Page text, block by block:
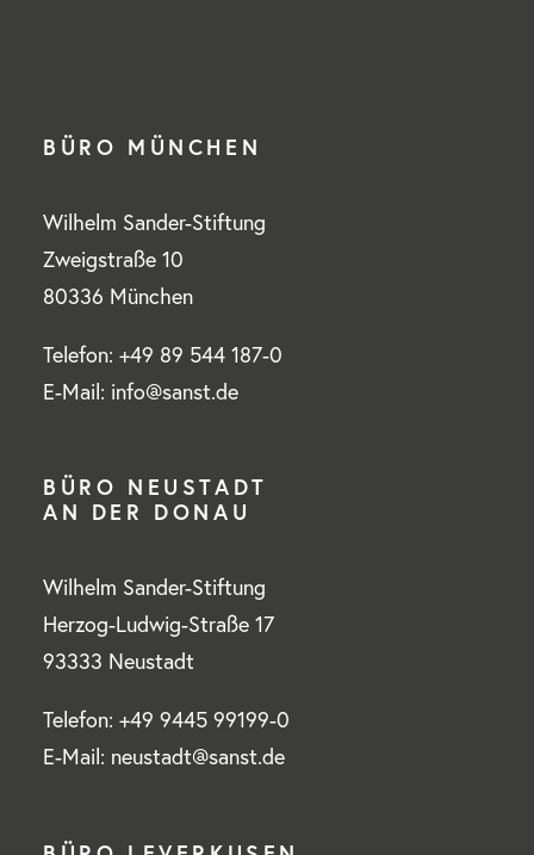
BÜRO MÜNCHEN
Wilhelm Sander-Stiftung
Zweigstraße 10
80336 München
Telefon: +49 89 544 187-0
E-Mail: info@sanst.de
BÜRO NEUSTADT
AN DER DONAU
Wilhelm Sander-Stiftung
Herzog-Ludwig-Straße 17
93333 Neustadt
Telefon: +49 9445 99199-0
E-Mail: neustadt@sanst.de